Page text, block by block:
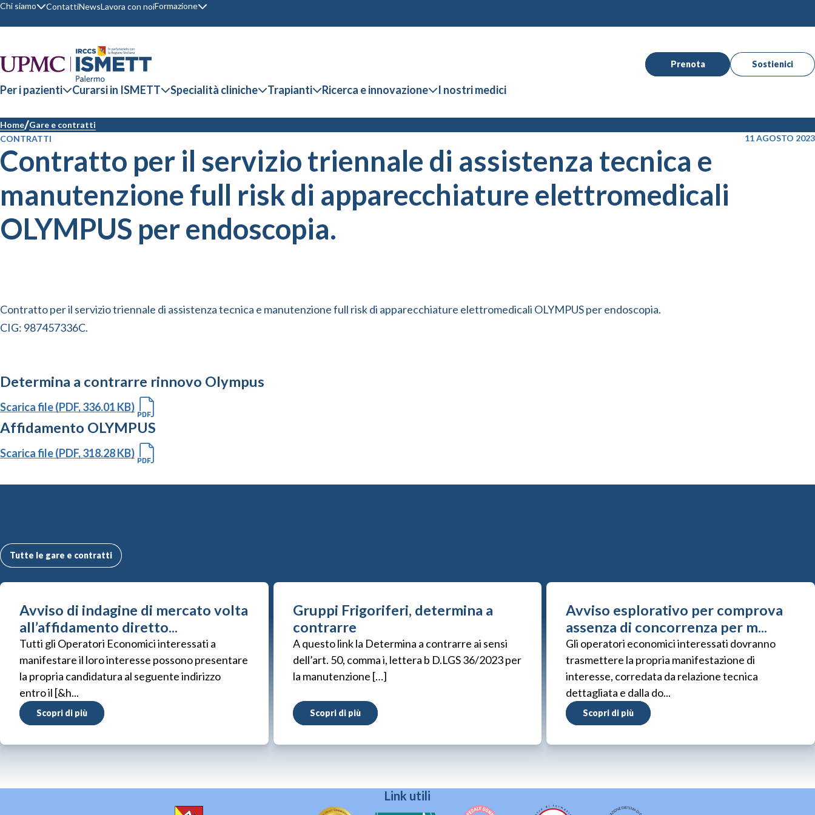
Chi siamo ContattiNewsLavora con noiFormazione
Prenota Sostienici
Per i pazienti Curarsi in ISMETT Specialità cliniche Trapianti Ricerca e innovazione I nostri medici
Home Gare e contratti
CONTRATTI
11 AGOSTO 2023
Contratto per il servizio triennale di assistenza tecnica e
manutenzione full risk di apparecchiature elettromedicali
OLYMPUS per endoscopia.
Contratto per il servizio triennale di assistenza tecnica e manutenzione full risk di apparecchiature elettromedicali OLYMPUS per endoscopia.
CIG: 987457336C.
Determina a contrarre rinnovo Olympus
Scarica file (PDF, 336.01 KB)
Affidamento OLYMPUS
Scarica file (PDF, 318.28 KB)
Tutte le gare e contratti
Avviso di indagine di mercato volta
all’affidamento diretto...
Tutti gli Operatori Economici interessati a
manifestare il loro interesse possono presentare
la propria candidatura al seguente indirizzo
entro il [&h...
Scopri di più
Gruppi Frigoriferi, determina a
contrarre
A questo link la Determina a contrarre ai sensi
dell’art. 50, comma i, lettera b D.LGS 36/2023 per
la manutenzione […]
Scopri di più
Avviso esplorativo per comprova
assenza di concorrenza per m...
Gli operatori economici interessati dovranno
trasmettere la propria manifestazione di
interesse, corredata da relazione tecnica
dettagliata e dalla do...
Scopri di più
Link utili